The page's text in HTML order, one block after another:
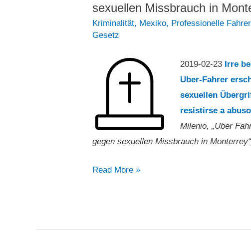
wichtigsten
von
geschlossen“
sexuellen Missbrauch in
Kriminalität, Mexiko, Professionelle Fahrer
Gesetz
2019-02-23 Irre
Uber-Fahrer
sexuellen
resistirse a
Milenio, „Uber
gegen sexuellen Missbrauch in
„Uber
wegen
Read More »